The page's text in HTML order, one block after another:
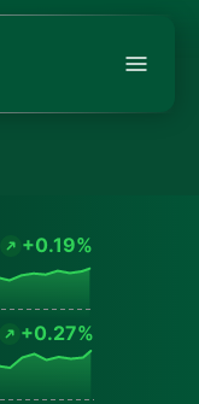
+0.19%
+0.27%